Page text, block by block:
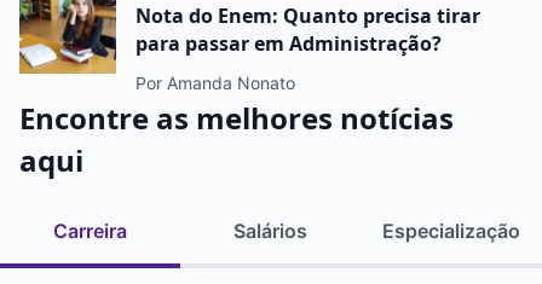
Nota do Enem: Quanto precisa tirar
para passar em Administração?
Por Amanda Nonato
Encontre as melhores notícias
aqui
Carreira Salários Especialização